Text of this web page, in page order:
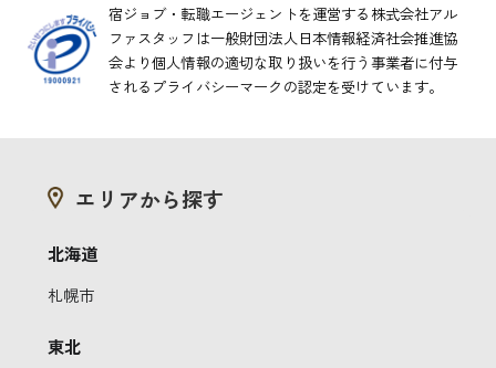
宿ジョブ・転職エージェントを運営する株式会社アル
ファスタッフは一般財団法人日本情報経済社会推進協
会より個人情報の適切な取り扱いを行う事業者に付与
されるプライバシーマークの認定を受けています。
エリアから探す
北海道
札幌市
東北